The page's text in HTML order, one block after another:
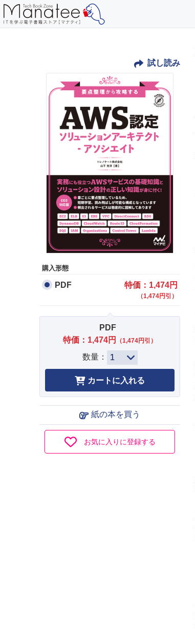
試し読み
購入形態
PDF 特価：1,474円
（1,474円引）
PDF
特価：1,474円
（1,474円引）
数量：
紙の本を買う
お気に入りに登録する